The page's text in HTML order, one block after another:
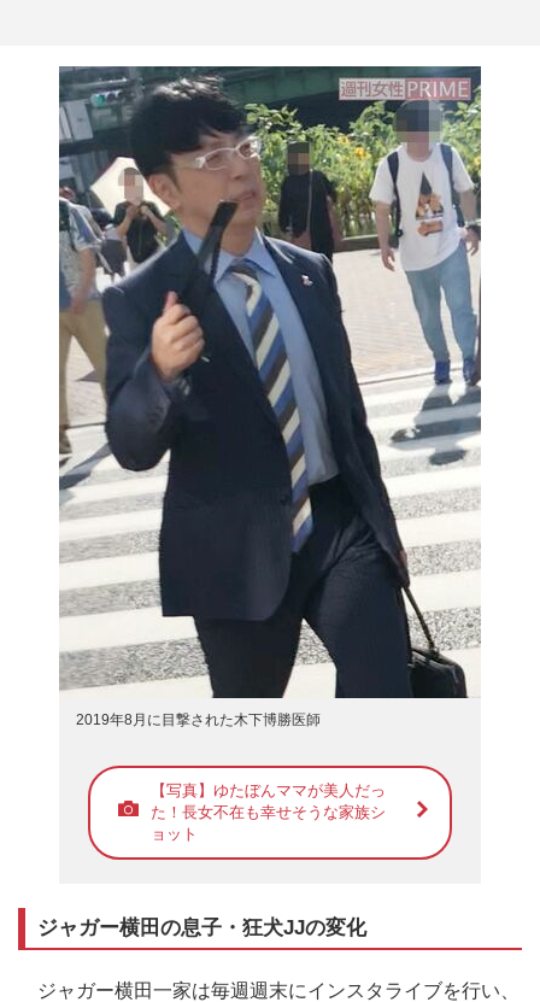
2019年8月に目撃された木下博勝医師
【写真】ゆたぼんママが美人だっ
た！長女不在も幸せそうな家族シ
ョット
ジャガー横田の息子・狂犬JJの変化
ジャガー横田一家は毎週週末にインスタライブを行い、